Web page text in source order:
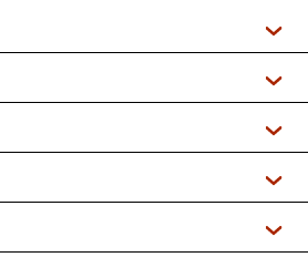
Podcasts
+ DAB+)